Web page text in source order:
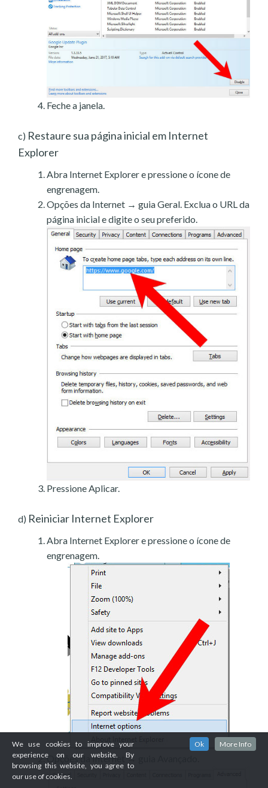
Feche a janela.
c) Restaure sua página inicial em Internet
Explorer
Abra Internet Explorer e pressione o ícone de
engrenagem.
Opções da Internet → guia Geral. Exclua o URL da
página inicial e digite o seu preferido.
Pressione Aplicar.
d) Reiniciar Internet Explorer
Abra Internet Explorer e pressione o ícone de
engrenagem.
Opções da Internet → guia Avançado.
We use cookies to improve your
experience on our website. By
browsing this website, you agree to
our use of cookies.
Ok More Info